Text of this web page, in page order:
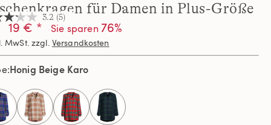
für Damen in Plus-Größe
3.2 (5)
19 € * Sie sparen 76%
MwSt. zzgl. Versandkosten
Honig Beige Karo
selected